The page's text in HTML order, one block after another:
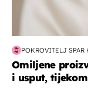
POKROVITELJ SPAR
Omiljene
i usput,